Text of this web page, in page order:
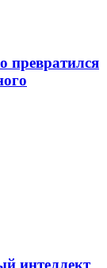
превратился
интеллект